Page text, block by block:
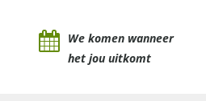
We komen wanneer
het jou uitkomt